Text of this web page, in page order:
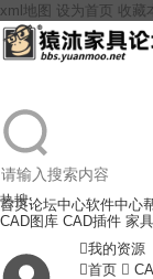
xml地图 设为首页 收藏
热搜:
CAD图库 CAD插件 家
首页论坛中心软件中心
我的资源
首页 